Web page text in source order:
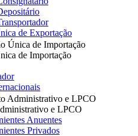
de Exportação
Única de Importação
de Importação
Administrativo e LPCO
e LPCO
Anuentes
Privados